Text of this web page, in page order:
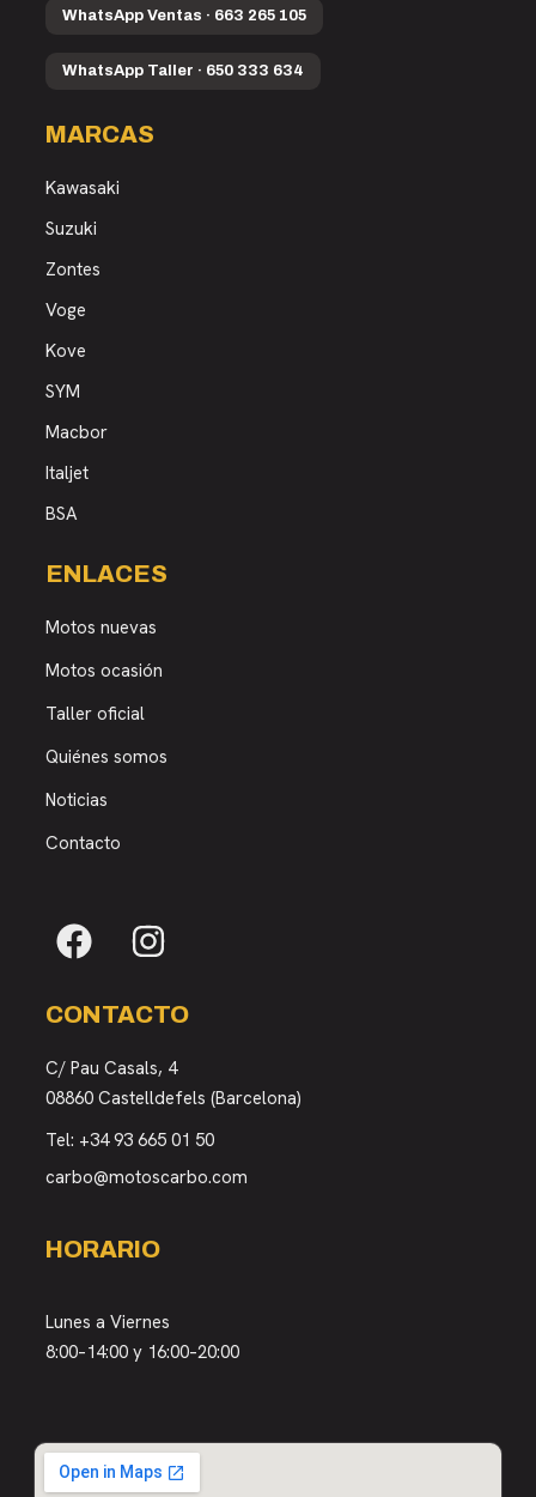
WhatsApp Ventas · 663 265 105
WhatsApp Taller · 650 333 634
MARCAS
Kawasaki
Suzuki
Zontes
Voge
Kove
SYM
Macbor
Italjet
BSA
ENLACES
Motos nuevas
Motos ocasión
Taller oficial
Quiénes somos
Noticias
Contacto
CONTACTO
C/ Pau Casals, 4
08860 Castelldefels (Barcelona)
Tel: +34 93 665 01 50
carbo@motoscarbo.com
HORARIO
Lunes a Viernes
8:00–14:00 y 16:00–20:00